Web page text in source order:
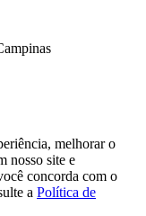
melhorar o
nosso site e
concorda com o
a Política de